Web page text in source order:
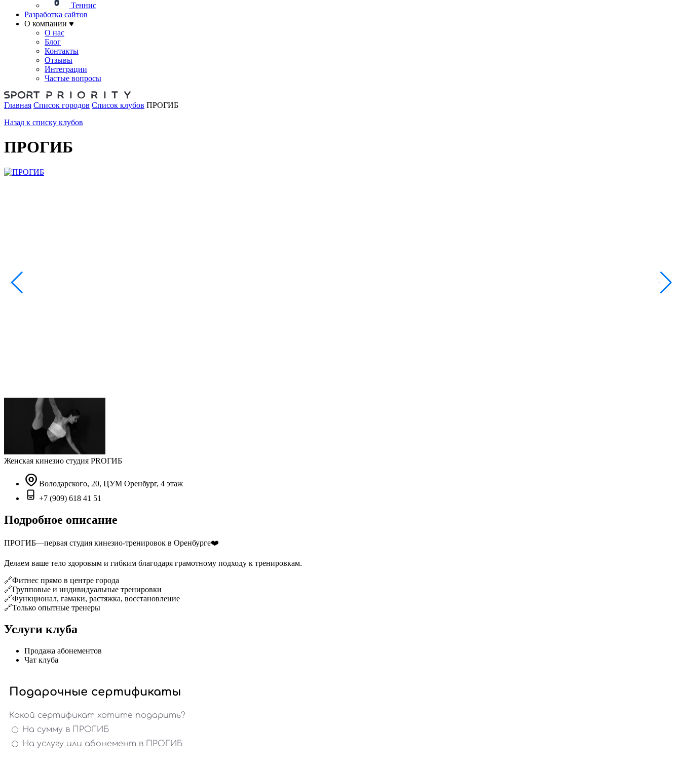
Теннис
Разработка сайтов
О компании
О нас
Блог
Контакты
Отзывы
Интеграции
Частые вопросы
Главная Список городов Список клубов ПРOГИБ
Назад к списку клубов
ПРOГИБ
Женская кинезио студия PROГИБ
Володарского, 20, ЦУМ Оренбург, 4 этаж
+7 (909) 618 41 51
Подробное описание
ПРОГИБ—первая студия кинезио-тренировок в Оренбурге❤️
Делаем ваше тело здоровым и гибким благодаря грамотному подходу к тренировкам.
🔗Фитнес прямо в центре города
🔗Групповые и индивидуальные тренировки
🔗Функционал, гамаки, растяжка, восстановление
🔗Только опытные тренеры
Услуги клуба
Продажа абонементов
Чат клуба